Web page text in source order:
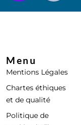
Menu
Mentions Légales
Chartes éthiques
et de qualité
Politique de